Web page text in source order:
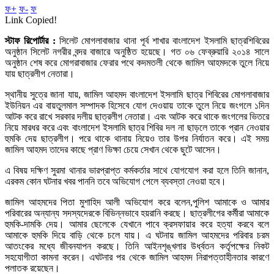
ফ+ ফ- ফ
Link Copied!
স্টাফ রিপোর্টার : সিলেট মোগলাবাজার থানা পূর্ব শাখার বাংলাদেশ ইসলামি ছাত্রশিবিরের
অনুষ্ঠান সিলেট নগরীর বন্দর বাজারে অনুষ্ঠিত হয়েছে। গত ০৬ ফেব্রুয়ারি ২০১৪ সালে
অনুষ্ঠান শেষ করে মোগরাবাজার ফেরার পথে কদমতলী থেকে জামিল আহমদকে তুলে নিয়ে
যায় ছাত্রলীগ নেতারা।
স্থানীয় সুত্রে জানা যায়, জামিল আহমদ বাংলাদেশ ইসলামি ছাত্র শিবিরের মোগলাবাজার
ইউনিয়ন এর বায়তুলমাল সম্পাদক হিসেবে যোগ দেওয়ায় তাকে তুলে নিয়ে জংগলে ১দিন
আটক করে রাখে সরকার দলীয় ছাত্রলীগ নেতারা। এবং আটক করে থাকে জংগলের ভিতরে
নিয়ে মারধর করে এবং বাংলাদেশ ইসলামি ছাত্র শিবির দল না ছাড়লে তাকে প্রান নেওয়ার
হুমকি দেয় ছাত্রলীগ। পরে থাকে থানায় নিয়েও তার উপর নির্যাতন করে। এই সময়
জামিল আহমদ তাদের কাছে প্রাণ ভিক্ষা চেয়ে সেখান থেকে ছুটে আসেন।
এ বিষয় দক্ষিণ সুরমা থানার ভারপ্রাপ্ত কর্মকর্তার সাথে যোগযোগ করা হলে তিনি জানান,
এরকম কোন ঘটনার খবর পাননি তবে অভিযোগ পেলে ব্যবস্তা নেওয়া হবে।
জামিল আহমদের পিতা মুশাহিদ আলী অভিযোগ করে বলেন,পুলিশ আমাকে ও আমার
পরিবারের অন্যান্য সদস্যদেরকে বিভিন্নভাবে হয়রানি করছে। ছাত্রলীগের কর্মীরা আমাকে
হুমকি-দামকি দেয়। আমার ছেলেকে যেখানে পাবে ক্রসফায়ার করে হত্যা করবে বলে
আমাকে হুমকি দিয়ে বাড়ি থেকে চলে যায়। এ ঘটনায় জামিল আহমদের পরিবার চরম
আতংকের মধ্যে জীবনযাপন করছে। তিনি আইনশৃঙ্খলার উর্ধ্বতন কর্তৃপক্ষের নিকট
সহযোগীতা কামনা করেন। এঘটনার পর থেকে জামিল আহমদ নিরাপত্তাহীনতার কারণে
পলাতক রয়েছেন।